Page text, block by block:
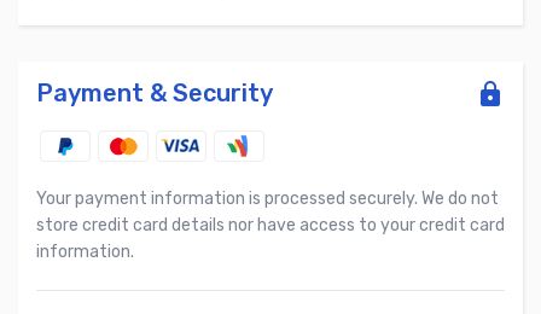
Payment & Security
Your payment information is processed securely. We do not
store credit card details nor have access to your credit card
information.